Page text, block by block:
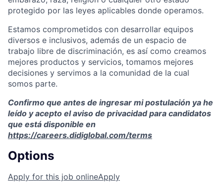
protegido por las leyes aplicables donde operamos.
Estamos comprometidos con desarrollar equipos
diversos e inclusivos, además de un espacio de
trabajo libre de discriminación, es así como creamos
mejores productos y servicios, tomamos mejores
decisiones y servimos a la comunidad de la cual
somos parte.
Confirmo que antes de ingresar mi postulación ya he
leído y acepto el aviso de privacidad para candidatos
que está disponible en
https://careers.didiglobal.com/terms
Options
Apply for this job onlineApply